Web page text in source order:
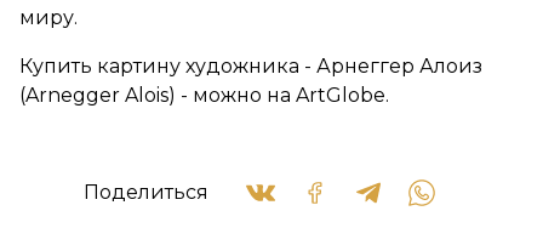
миру.
Купить картину художника - Арнеггер Алоиз
(Arnegger Alois) - можно на ArtGlobe.
Поделиться